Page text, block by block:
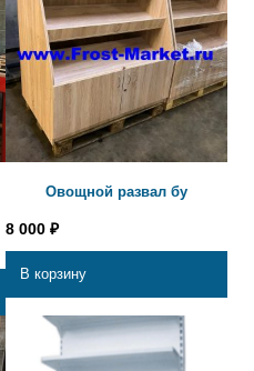
Овощной развал бу
8 000 ₽
В корзину